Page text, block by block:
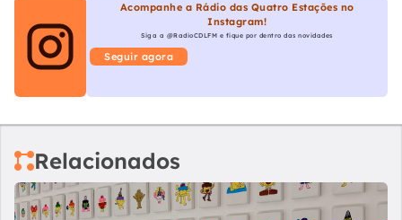
Acompanhe a Rádio das Quatro Estações no
Instagram!
Siga a @RadioCDLFM e fique por dentro das novidades
Seguir agora
Relacionados